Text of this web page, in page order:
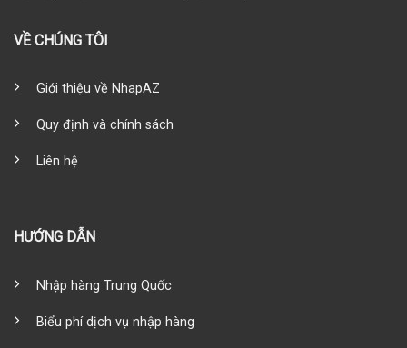
VỀ CHÚNG TÔI
Giới thiệu về NhapAZ
Quy định và chính sách
Liên hệ
HƯỚNG DẪN
Nhập hàng Trung Quốc
Biểu phí dịch vụ nhập hàng